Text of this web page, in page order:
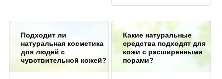
Подходит ли
натуральная косметика
для людей с
чувствительной кожей?
Какие натуральные
средства подходят для
кожи с расширенными
порами?